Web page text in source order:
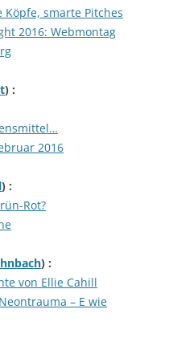
smarte Pitches
2016: Webmontag
) :
2016
) :
Rot?
) :
von Ellie Cahill
– E wie